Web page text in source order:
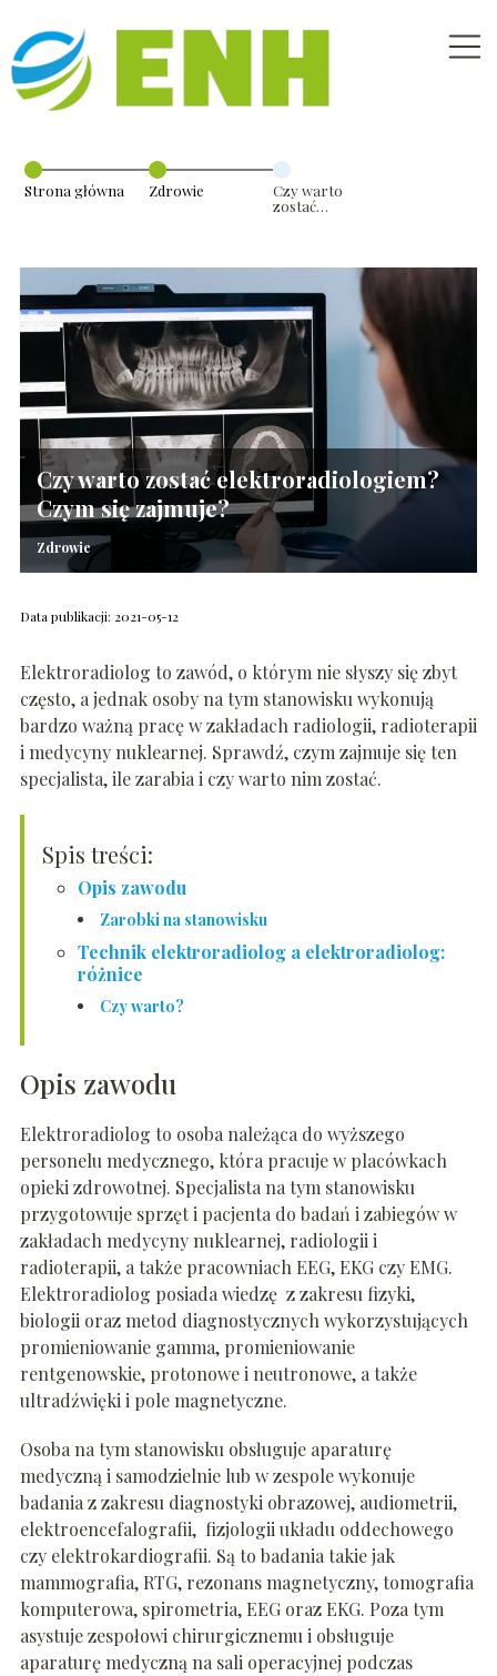
Strona główna Zdrowie
Czy warto
zostać
Czy warto zostać elektroradiologiem?
Czym się zajmuje?
Zdrowie
Data publikacji: 2021-05-12
Elektroradiolog to zawód, o którym nie słyszy się zbyt
często, a jednak osoby na tym stanowisku wykonują
bardzo ważną pracę w zakładach radiologii, radioterapii
i medycyny nuklearnej. Sprawdź, czym zajmuje się ten
specjalista, ile zarabia i czy warto nim zostać.
Spis treści:
Opis zawodu
Zarobki na stanowisku
Technik elektroradiolog a elektroradiolog:
różnice
Czy warto?
Opis zawodu
Elektroradiolog to osoba należąca do wyższego
personelu medycznego, która pracuje w placówkach
opieki zdrowotnej. Specjalista na tym stanowisku
przygotowuje sprzęt i pacjenta do badań i zabiegów w
zakładach medycyny nuklearnej, radiologii i
radioterapii, a także pracowniach EEG, EKG czy EMG.
Elektroradiolog posiada wiedzę z zakresu fizyki,
biologii oraz metod diagnostycznych wykorzystujących
promieniowanie gamma, promieniowanie
rentgenowskie, protonowe i neutronowe, a także
ultradźwięki i pole magnetyczne.
Osoba na tym stanowisku obsługuje aparaturę
medyczną i samodzielnie lub w zespole wykonuje
badania z zakresu diagnostyki obrazowej, audiometrii,
elektroencefalografii, fizjologii układu oddechowego
czy elektrokardiografii. Są to badania takie jak
mammografia, RTG, rezonans magnetyczny, tomografia
komputerowa, spirometria, EEG oraz EKG. Poza tym
asystuje zespołowi chirurgicznemu i obsługuje
aparaturę medyczną na sali operacyjnej podczas